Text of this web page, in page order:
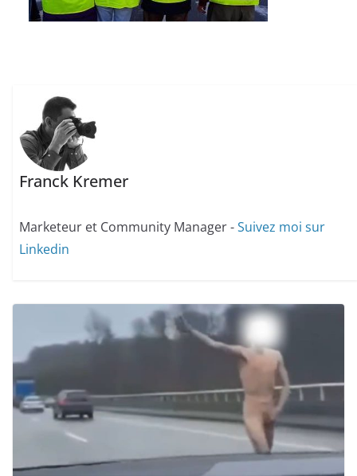
Franck Kremer
Marketeur et Community Manager -Suivez moi sur
Linkedin